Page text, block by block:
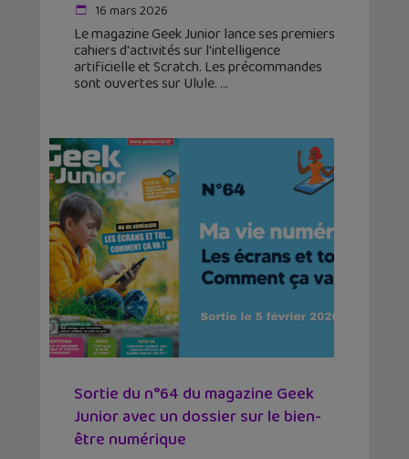
16 mars 2026
Le magazine Geek Junior lance ses premiers
cahiers d'activités sur l'intelligence
artificielle et Scratch. Les précommandes
sont ouvertes sur Ulule.
Sortie du n°64 du magazine Geek
Junior avec un dossier sur le bien-
être numérique